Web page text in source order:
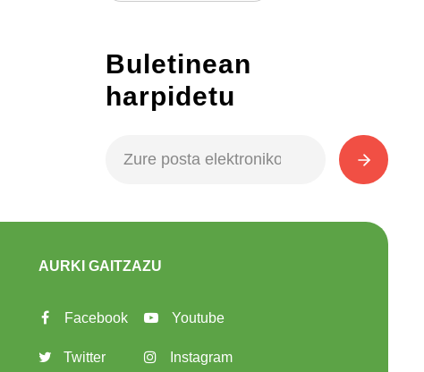
Buletinean
harpidetu
AURKI GAITZAZU
Facebook
Twitter
Youtube
Instagram